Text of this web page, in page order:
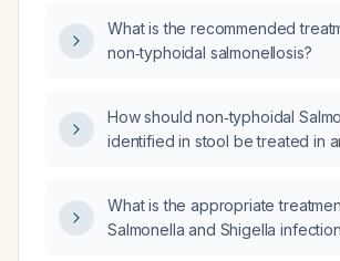
What is the recommended
non‑typhoidal salmonellosis?
How should non‑typhoidal
identified in stool be treated in
What is the appropriate
Salmonella and Shigella